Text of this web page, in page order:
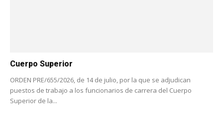
Cuerpo Superior
ORDEN PRE/655/2026, de 14 de julio, por la que se adjudican
puestos de trabajo a los funcionarios de carrera del Cuerpo
Superior de la...